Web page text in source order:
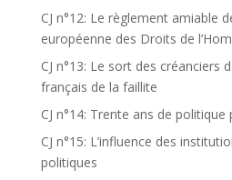
CJ n°12: Le règlement amiable
européenne des Droits de
CJ n°13: Le sort des créanciers
français de la faillite
CJ n°14: Trente ans de
CJ n°15: L’influence des
politiques